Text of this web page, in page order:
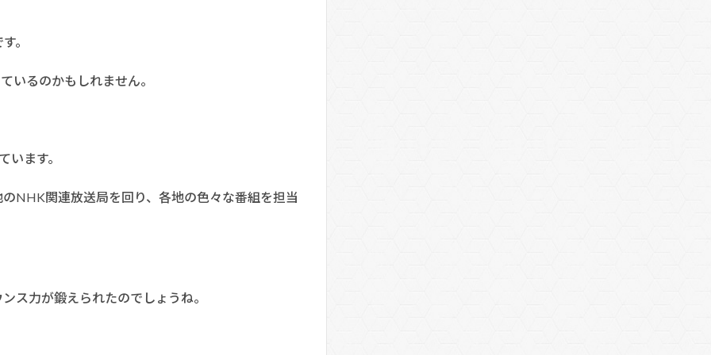
。
いるのかもしれません。
ます。
NHK関連放送局を回り、各地の色々な番組を担当
ス力が鍛えられたのでしょうね。